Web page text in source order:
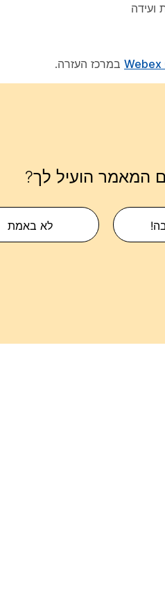
ועידה
Webex במרכז העזרה.
המאמר הועיל לך?
לא באמת